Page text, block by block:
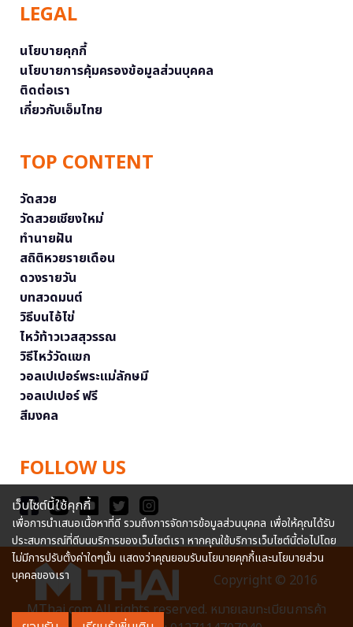
LEGAL
นโยบายคุกกี้
นโยบายการคุ้มครองข้อมูลส่วนบุคคล
ติดต่อเรา
เกี่ยวกับเอ็มไทย
TOP CONTENT
วัดสวย
วัดสวยเชียงใหม่
ทำนายฝัน
สถิติหวยรายเดือน
ดวงรายวัน
บทสวดมนต์
วิธีบนไอ้ไข่
ไหว้ท้าวเวสสุวรรณ
วิธีไหว้วัดแขก
วอลเปเปอร์พระแม่ลักษมี
วอลเปเปอร์ ฟรี
สีมงคล
FOLLOW US
Copyright © 2016
MThai.com All rights reserved. หมายเลขทะเบียนการค้า
เว็บไซต์นี้ใช้คุกกี้
เพื่อการนำเสนอเนื้อหาที่ดี รวมถึงการจัดการข้อมูลส่วนบุคคล เพื่อให้คุณได้รับ
ประสบการณ์ที่ดีบนบริการของเว็บไซต์เรา หากคุณใช้บริการเว็บไซต์นี้ต่อไปโดย
ไม่มีการปรับตั้งค่าใดๆนั้น แสดงว่าคุณยอมรับนโยบายคุกกี้และนโยบายส่วน
บุคคลของเรา